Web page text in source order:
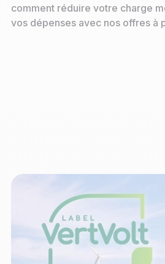
comment réduire votre charge
vos dépenses avec nos offres à